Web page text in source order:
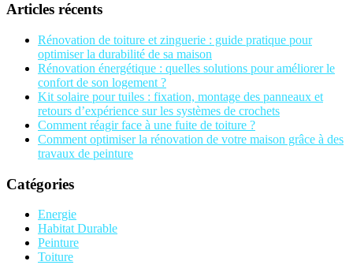
Articles récents
Rénovation de toiture et zinguerie : guide pratique pour
optimiser la durabilité de sa maison
Rénovation énergétique : quelles solutions pour améliorer le
confort de son logement ?
Kit solaire pour tuiles : fixation, montage des panneaux et
retours d’expérience sur les systèmes de crochets
Comment réagir face à une fuite de toiture ?
Comment optimiser la rénovation de votre maison grâce à des
travaux de peinture
Catégories
Energie
Habitat Durable
Peinture
Toiture